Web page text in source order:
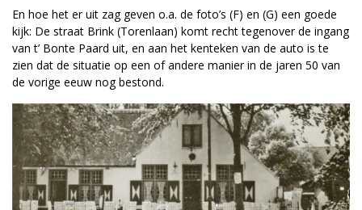
En hoe het er uit zag geven o.a. de foto’s (F) en (G) een goede
kijk: De straat Brink (Torenlaan) komt recht tegenover de ingang
van t’ Bonte Paard uit, en aan het kenteken van de auto is te
zien dat de situatie op een of andere manier in de jaren 50 van
de vorige eeuw nog bestond.